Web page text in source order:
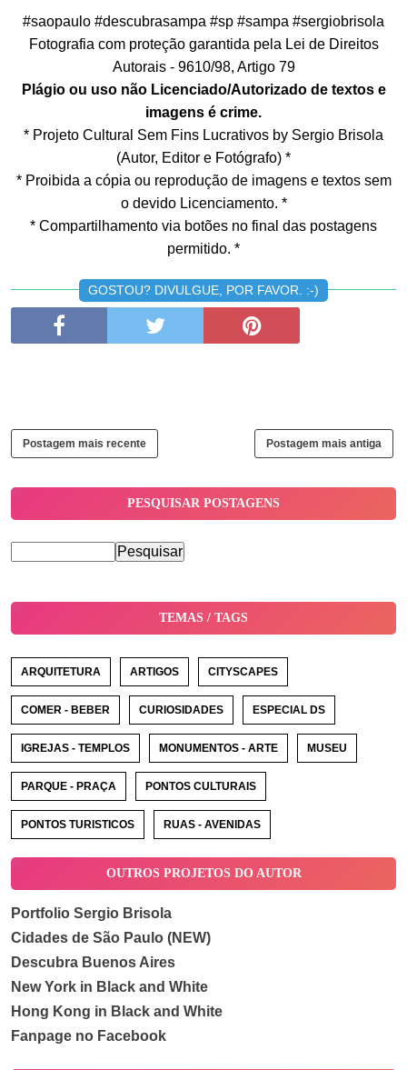
#saopaulo #descubrasampa #sp #sampa #sergiobrisola
Fotografia com proteção garantida pela Lei de Direitos
Autorais - 9610/98, Artigo 79
Plágio ou uso não Licenciado/Autorizado de textos e
imagens é crime.
* Projeto Cultural Sem Fins Lucrativos by Sergio Brisola
(Autor, Editor e Fotógrafo) *
* Proibida a cópia ou reprodução de imagens e textos sem
o devido Licenciamento. *
* Compartilhamento via botões no final das postagens
permitido. *
GOSTOU? DIVULGUE, POR FAVOR. :-)
Postagem mais recente Postagem mais antiga
PESQUISAR POSTAGENS
TEMAS / TAGS
ARQUITETURA ARTIGOS CITYSCAPES
COMER - BEBER CURIOSIDADES ESPECIAL DS
IGREJAS - TEMPLOS MONUMENTOS - ARTE MUSEU
PARQUE - PRAÇA PONTOS CULTURAIS
PONTOS TURISTICOS RUAS - AVENIDAS
OUTROS PROJETOS DO AUTOR
Portfolio Sergio Brisola
Cidades de São Paulo (NEW)
Descubra Buenos Aires
New York in Black and White
Hong Kong in Black and White
Fanpage no Facebook